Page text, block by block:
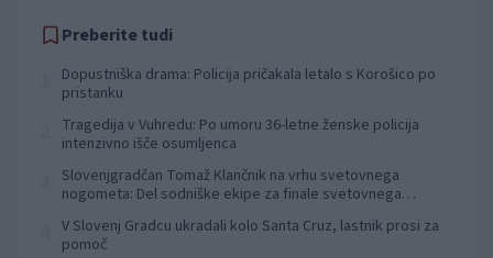
Preberite tudi
Dopustniška drama: Policija pričakala letalo s Korošico po
pristanku
Tragedija v Vuhredu: Po umoru 36-letne ženske policija
intenzivno išče osumljenca
Slovenjgradčan Tomaž Klančnik na vrhu svetovnega
nogometa: Del sodniške ekipe za finale svetovnega
V Slovenj Gradcu ukradali kolo Santa Cruz, lastnik prosi za
pomoč